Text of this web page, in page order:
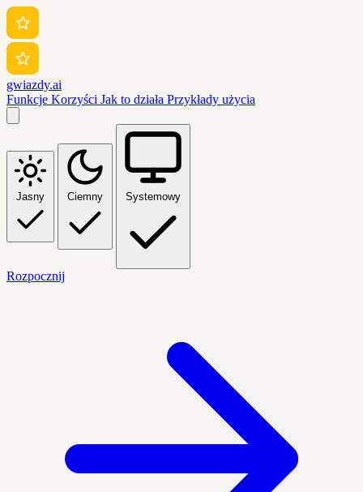
gwiazdy.ai
Funkcje Korzyści Jak to działa Przykłady użycia
Jasny Ciemny Systemowy
Rozpocznij